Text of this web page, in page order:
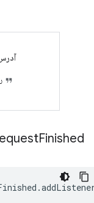
Finished
.